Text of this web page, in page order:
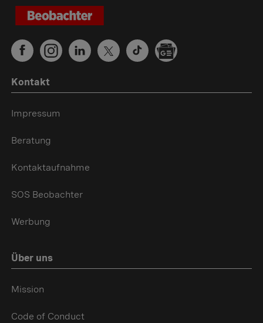
Kontakt
Impressum
Beratung
Kontaktaufnahme
SOS Beobachter
Werbung
Über uns
Mission
Code of Conduct